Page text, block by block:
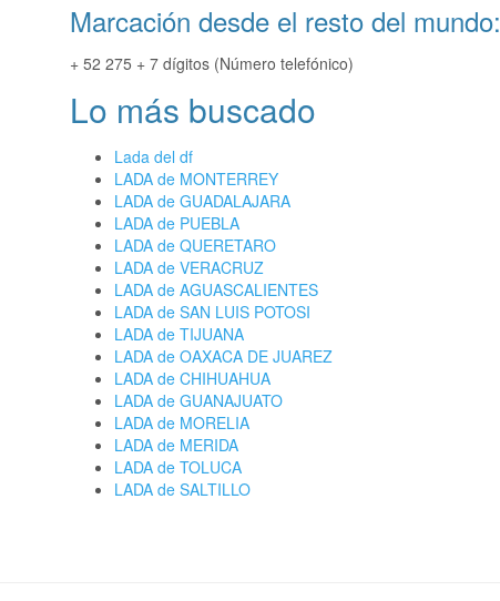
Marcación desde el resto del mundo:
+ 52 275 + 7 dígitos (Número telefónico)
Lo más buscado
Lada del df
LADA de MONTERREY
LADA de GUADALAJARA
LADA de PUEBLA
LADA de QUERETARO
LADA de VERACRUZ
LADA de AGUASCALIENTES
LADA de SAN LUIS POTOSI
LADA de TIJUANA
LADA de OAXACA DE JUAREZ
LADA de CHIHUAHUA
LADA de GUANAJUATO
LADA de MORELIA
LADA de MERIDA
LADA de TOLUCA
LADA de SALTILLO